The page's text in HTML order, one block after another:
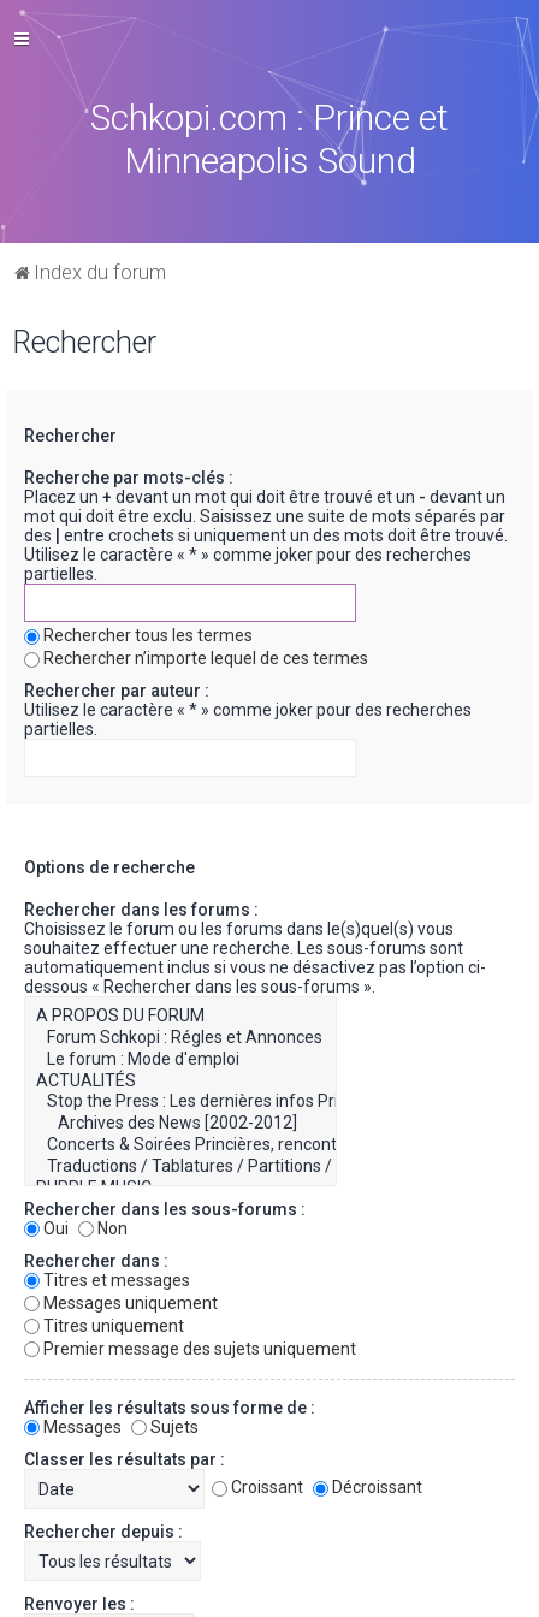
Schkopi.com : Prince et
Minneapolis Sound
Index du forum
Rechercher
Rechercher
Recherche par mots-clés :
Placez un + devant un mot qui doit être trouvé et un - devant un
mot qui doit être exclu. Saisissez une suite de mots séparés par
des
entre crochets si uniquement un des mots doit être trouvé.
Utilisez le caractère « * » comme joker pour des recherches
partielles.
Rechercher tous les termes
Rechercher n’importe lequel de ces termes
Rechercher par auteur :
Utilisez le caractère « * » comme joker pour des recherches
partielles.
Options de recherche
Rechercher dans les forums :
Choisissez le forum ou les forums dans le(s)quel(s) vous
souhaitez effectuer une recherche. Les sous-forums sont
automatiquement inclus si vous ne désactivez pas l’option ci-
dessous « Rechercher dans les sous-forums ».
Rechercher dans les sous-forums :
Oui
Non
Rechercher dans :
Titres et messages
Messages uniquement
Titres uniquement
Premier message des sujets uniquement
Afficher les résultats sous forme de :
Messages
Sujets
Classer les résultats par :
Croissant
Décroissant
Rechercher depuis :
Renvoyer les :